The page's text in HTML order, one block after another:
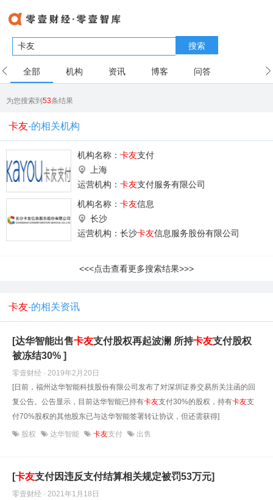
搜索
全部 机构 资讯 博客 问答
为您搜索到53条结果
卡友-的相关机构
机构名称： 卡友支付
上海
运营机构： 卡友支付服务有限公司
机构名称： 卡友信息
长沙
运营机构：长沙卡友信息服务股份有限公司
<<<点击查看更多搜索结果>>>
卡友-的相关资讯
[达华智能出售卡友支付股权再起波澜 所持卡友支付股权
被冻结30% ]
零壹财经 · 2019年2月20日
[日前，福州达华智能科技股份有限公司发布了对深圳证券交易所关注函的回
复公告。公告显示，目前达华智能已持有卡友支付30%的股权，持有卡友支
付70%股权的其他股东已与达华智能签署转让协议，但还需获得]
股权 达华智能 卡友支付 出售
[卡友支付因违反支付结算相关规定被罚53万元]
零壹财经 · 2021年1月18日